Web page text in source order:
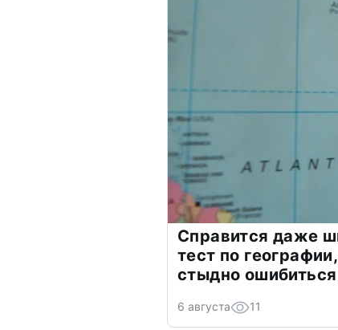
Справится даже
тест по
стыдно ошибиться
6 августа 11